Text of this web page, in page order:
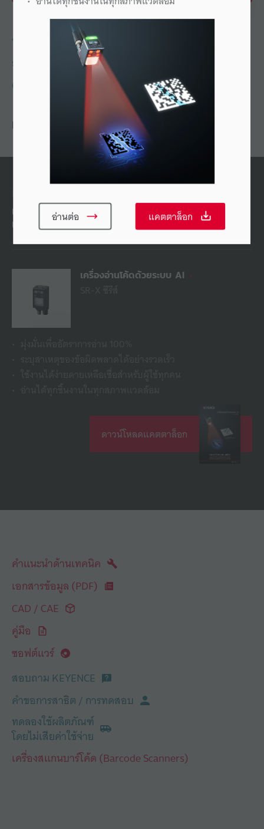
ขอราคา
สอบถาม KEYENCE
02-078-1090
แนะนำ
เครื่องอ่านโค้ดที่รวมทุกอย่างไว้ในตัวเดียว สร้างขึ้นมา
เพื่องานที่ท้าทาย
เครื่องอ่านโค้ดด้วยระบบ AI
ดาวน์โหลดแคตตาล็อก
คำแนะนำด้านเทคนิค
เอกสารข้อมูล (PDF)
CAD / CAE
คู่มือ
ซอฟต์แวร์
สอบถาม KEYENCE
คำขอการสาธิต / การทดสอบ
ทดลองใช้ผลิตภัณฑ์
โดยไม่เสียค่าใช้จ่าย
เครื่องสแกนบาร์โค้ด (Barcode Scanners)
อ่านต่อ แคตตาล็อก